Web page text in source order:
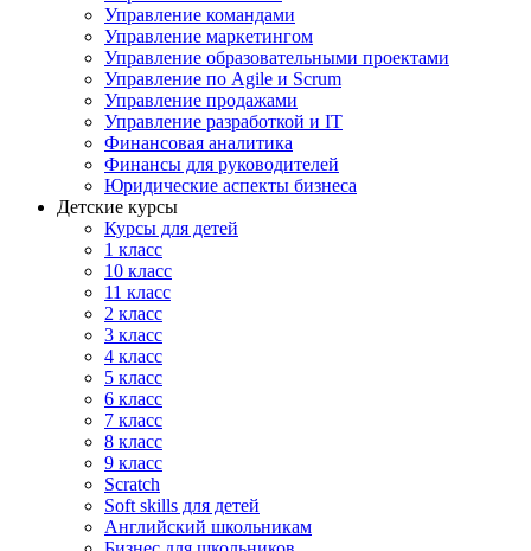
Управление командами
Управление маркетингом
Управление образовательными проектами
Управление по Agile и Scrum
Управление продажами
Управление разработкой и IT
Финансовая аналитика
Финансы для руководителей
Юридические аспекты бизнеса
Детские курсы
Курсы для детей
1 класс
10 класс
11 класс
2 класс
3 класс
4 класс
5 класс
6 класс
7 класс
8 класс
9 класс
Scratch
Soft skills для детей
Английский школьникам